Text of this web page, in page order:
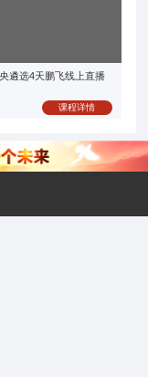
遴选4天鹏飞线上直播
课程详情